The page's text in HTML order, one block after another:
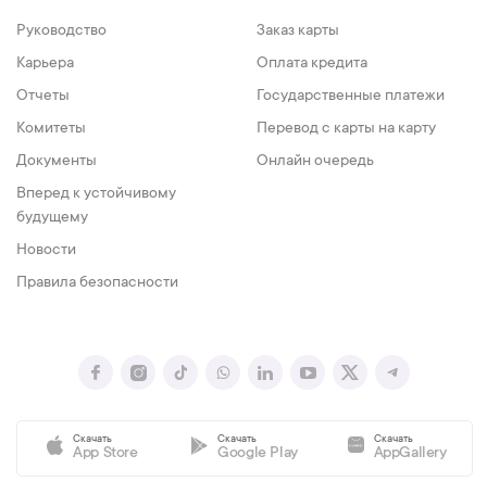
Руководство
Карьера
Отчеты
Комитеты
Документы
Вперед к устойчивому
будущему
Новости
Правила безопасности
Заказ карты
Оплата кредита
Государственные платежи
Перевод с карты на карту
Онлайн очередь
Скачать
App Store
Скачать
Google Play
Скачать
AppGallery